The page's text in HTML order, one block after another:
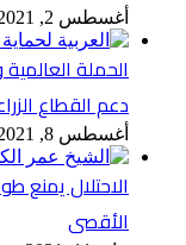
أغسطس 2, 2021
الحملة
دعم القطاع
أغسطس 8, 2021
الاحتلال يمنع
الأقصى